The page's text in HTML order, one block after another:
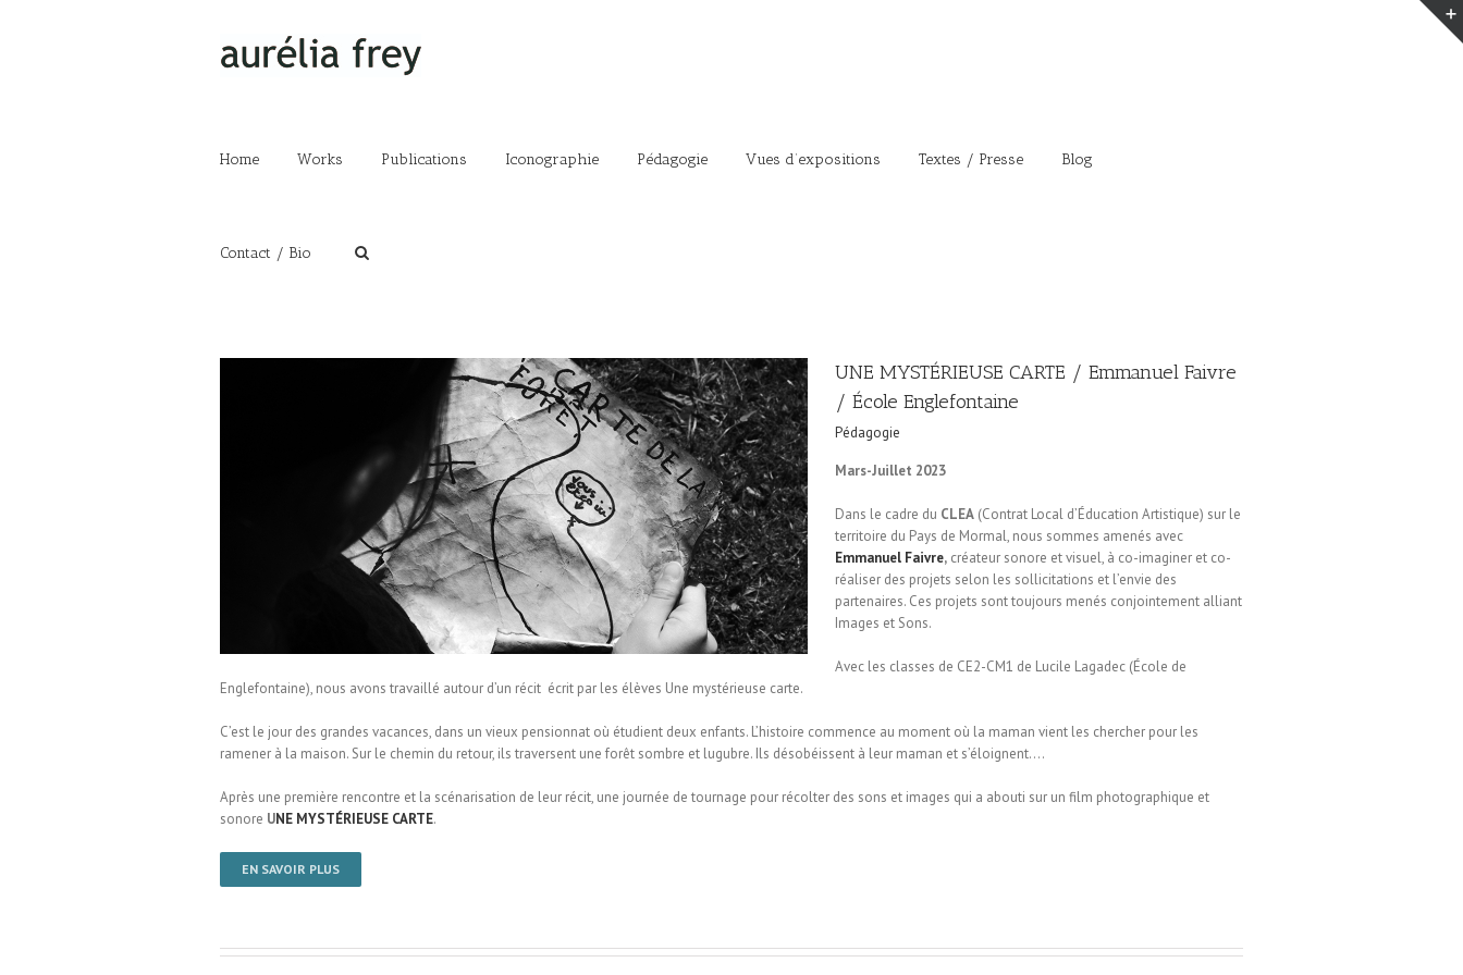
Home Works Publications Iconographie Pédagogie Vues d’expositions Textes / Presse Blog
Contact / Bio
UNE MYSTÉRIEUSE CARTE / Emmanuel Faivre
/ École Englefontaine
Pédagogie
Mars-Juillet 2023
Dans le cadre du CLEA (Contrat Local d’Éducation Artistique) sur le
territoire du Pays de Mormal, nous sommes amenés avec
Emmanuel Faivre, créateur sonore et visuel, à co-imaginer et co-
réaliser des projets selon les sollicitations et l’envie des
partenaires. Ces projets sont toujours menés conjointement alliant
Images et Sons.
Avec les classes de CE2-CM1 de Lucile Lagadec (École de
Englefontaine), nous avons travaillé autour d’un récit écrit par les élèves Une mystérieuse carte.
C’est le jour des grandes vacances, dans un vieux pensionnat où étudient deux enfants. L’histoire commence au moment où la maman vient les chercher pour les
ramener à la maison. Sur le chemin du retour, ils traversent une forêt sombre et lugubre. Ils désobéissent à leur maman et s’éloignent….
Après une première rencontre et la scénarisation de leur récit, une journée de tournage pour récolter des sons et images qui a abouti sur un film photographique et
sonore UNE MYSTÉRIEUSE CARTE.
EN SAVOIR PLUS